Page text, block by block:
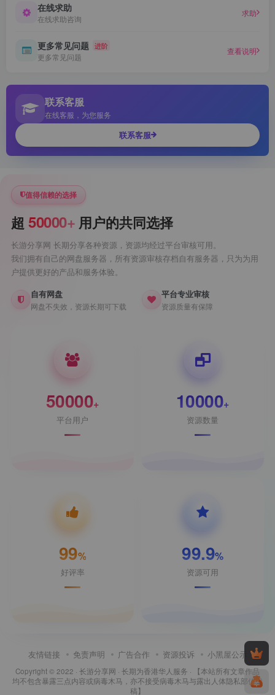
在线求助
在线求助咨询
求助
更多常见问题 进阶
更多常见问题
查看说明
联系客服
在线客服，为您服务
联系客服
值得信赖的选择
超 50000+ 用户的共同选择
长游分享网 长期分享各种资源，资源均经过平台审核可用。
我们拥有自己的网盘服务器，所有资源审核存档自有服务器，只为为用
户提供更好的产品和服务体验。
自有网盘
网盘不失效，资源长期可下载
平台专业审核
资源质量有保障
50000+
平台用户
10000+
资源数量
99%
好评率
99.9%
资源可用
友情链接 免责声明 广告合作 资源投诉 小黑屋公示
Copyright © 2022 · 长游分享网 · 长期为香港华人服务 · 【本站所有文章作品
均不包含暴露三点内容或病毒木马，亦不接受病毒木马与露出人体隐私部位投
稿】